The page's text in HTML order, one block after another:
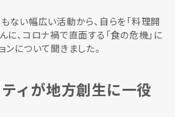
ない幅広い活動から、自らを「料理開
に、コロナ禍で直面する「食の危機」に
ンについて聞きました。
ィが地方創生に一役